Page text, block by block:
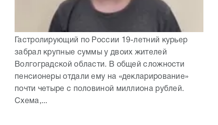
Гастролирующий по России 19-летний курьер
забрал крупные суммы у двоих жителей
Волгоградской области. В общей сложности
пенсионеры отдали ему на «декларирование»
почти четыре с половиной миллиона рублей.
Схема,...